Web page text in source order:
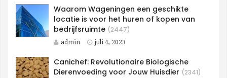
Waarom Wageningen een geschikte
locatie is voor het huren of kopen van
bedrijfsruimte (2447)
admin juli 4, 2023
Canichef: Revolutionaire Biologische
Dierenvoeding voor Jouw Huisdier (2341)